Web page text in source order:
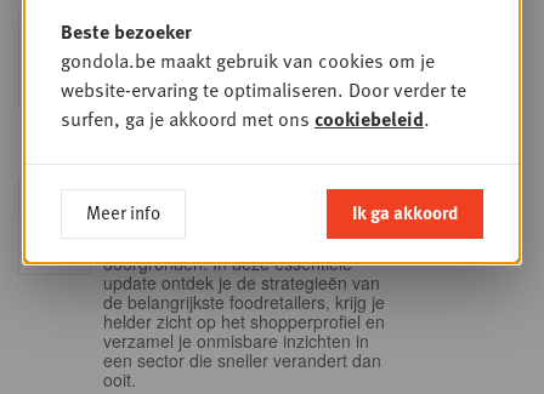
WOE
9
SEP
Foodservice - Joint
business planning
Intro to Negotiation: Succes aan de
onderhandelingstafel is geen toeval!
15
Into Retail - Sold out
Mis deze unieke kans niet om het
Belgische retaillandschap volledig te
doorgronden. In deze essentiële
update ontdek je de strategieën van
de belangrijkste foodretailers, krijg je
helder zicht op het shopperprofiel en
verzamel je onmisbare inzichten in
een sector die sneller verandert dan
ooit.
Beste bezoeker
gondola.be maakt gebruik van cookies om je
website-ervaring te optimaliseren. Door verder te
surfen, ga je akkoord met ons cookiebeleid.
Meer info Ik ga akkoord